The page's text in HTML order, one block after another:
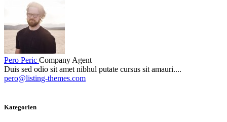
Pero Peric Company Agent
Duis sed odio sit amet nibhul putate cursus sit amauri....
pero@listing-themes.com
Kategorien